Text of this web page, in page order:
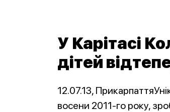
У Карітасі
дітей
12.07.13,
восени 2011-го року,